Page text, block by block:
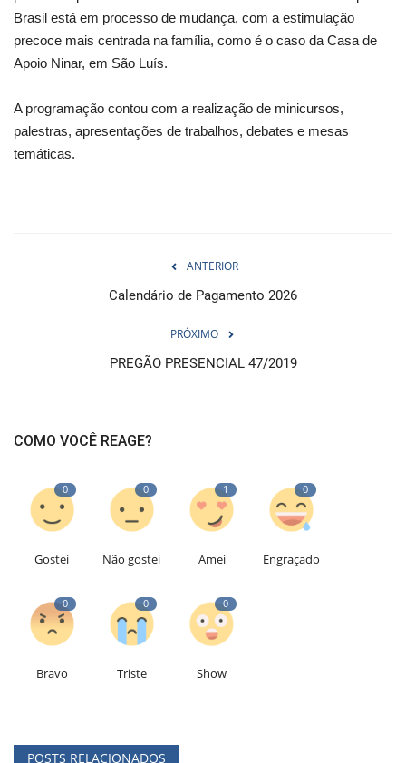
Brasil está em processo de mudança, com a estimulação
precoce mais centrada na família, como é o caso da Casa de
Apoio Ninar, em São Luís.
A programação contou com a realização de minicursos,
palestras, apresentações de trabalhos, debates e mesas
temáticas.
ANTERIOR
Calendário de Pagamento 2026
PRÓXIMO
PREGÃO PRESENCIAL 47/2019
COMO VOCÊ REAGE?
0
Gostei
0
Não gostei
1
Amei
0
Engraçado
0
Bravo
0
Triste
0
Show
POSTS RELACIONADOS